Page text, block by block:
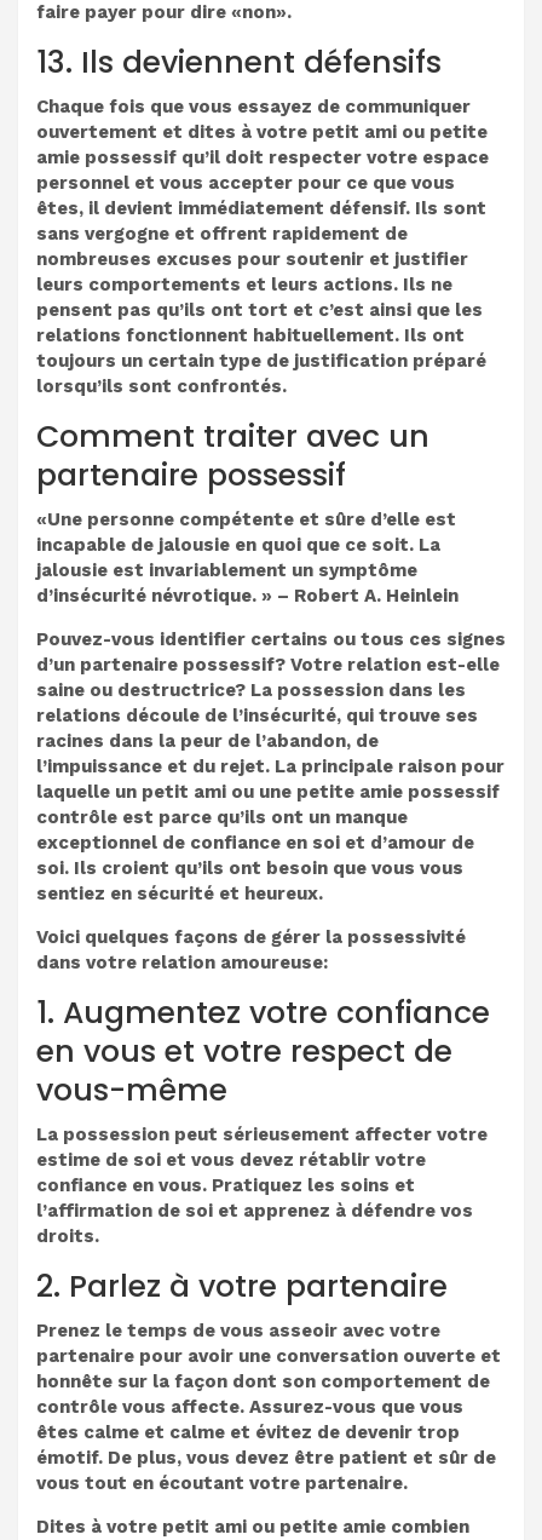
faire payer pour dire «non».
13. Ils deviennent défensifs
Chaque fois que vous essayez de communiquer
ouvertement et dites à votre petit ami ou petite
amie possessif qu’il doit respecter votre espace
personnel et vous accepter pour ce que vous
êtes, il devient immédiatement défensif. Ils sont
sans vergogne et offrent rapidement de
nombreuses excuses pour soutenir et justifier
leurs comportements et leurs actions. Ils ne
pensent pas qu’ils ont tort et c’est ainsi que les
relations fonctionnent habituellement. Ils ont
toujours un certain type de justification préparé
lorsqu’ils sont confrontés.
Comment traiter avec un
partenaire possessif
«Une personne compétente et sûre d’elle est
incapable de jalousie en quoi que ce soit. La
jalousie est invariablement un symptôme
d’insécurité névrotique. » – Robert A. Heinlein
Pouvez-vous identifier certains ou tous ces signes
d’un partenaire possessif? Votre relation est-elle
saine ou destructrice? La possession dans les
relations découle de l’insécurité, qui trouve ses
racines dans la peur de l’abandon, de
l’impuissance et du rejet. La principale raison pour
laquelle un petit ami ou une petite amie possessif
contrôle est parce qu’ils ont un manque
exceptionnel de confiance en soi et d’amour de
soi. Ils croient qu’ils ont besoin que vous vous
sentiez en sécurité et heureux.
Voici quelques façons de gérer la possessivité
dans votre relation amoureuse:
1. Augmentez votre confiance
en vous et votre respect de
vous-même
La possession peut sérieusement affecter votre
estime de soi et vous devez rétablir votre
confiance en vous. Pratiquez les soins et
l’affirmation de soi et apprenez à défendre vos
droits.
2. Parlez à votre partenaire
Prenez le temps de vous asseoir avec votre
partenaire pour avoir une conversation ouverte et
honnête sur la façon dont son comportement de
contrôle vous affecte. Assurez-vous que vous
êtes calme et calme et évitez de devenir trop
émotif. De plus, vous devez être patient et sûr de
vous tout en écoutant votre partenaire.
Dites à votre petit ami ou petite amie combien